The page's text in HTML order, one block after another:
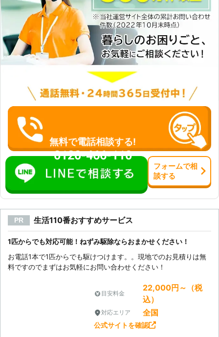
無料で電話相談する!
0120-466-110
フォームで相
談する
PR 生活110番おすすめサービス
1匹からでも対応可能！ねずみ駆除ならおまかせください！
お電話1本で1匹からでも駆けつけます。。現地でのお見積りは無
料ですのでまずはお気軽にお問い合わせください！
目安料金
22,000円～（税
込）
対応エリア 全国
公式サイトを確認